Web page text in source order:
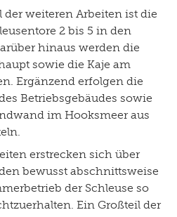
der weiteren Arbeiten ist die
2 bis 5 in den
hinaus werden die
sowie die Kaje am
Ergänzend erfolgen die
Betriebsgebäudes sowie
im Hooksmeer aus
erstrecken sich über
bewusst abschnittsweise
der Schleuse so
Ein Großteil der